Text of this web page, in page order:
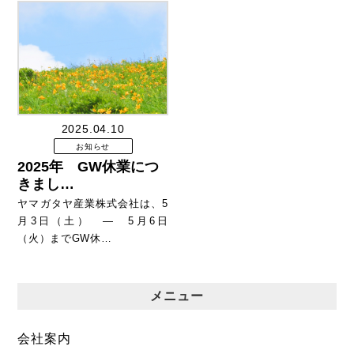
2025.04.10
お知らせ
2025年 GW休業につ
きまし…
ヤマガタヤ産業株式会社は、5
月3日（土） ― 5月6日
（火）までGW休…
メニュー
会社案内